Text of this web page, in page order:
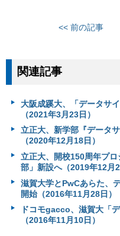
<< 前の記事
関連記事
大阪成蹊大、「データサ
（2021年3月23日）
立正大、新学部『データ
（2020年12月18日）
立正大、開校150周年プ
部」新設へ（2019年12月2
滋賀大学とPwCあらた、
開始（2016年11月28日）
ドコモgacco、滋賀大「
（2016年11月10日）